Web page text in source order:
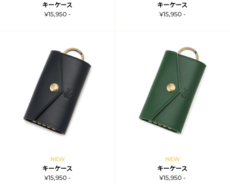
キーケース
¥15,950 -
キーケース
¥15,950 -
NEW
キーケース
¥15,950 -
NEW
キーケース
¥15,950 -